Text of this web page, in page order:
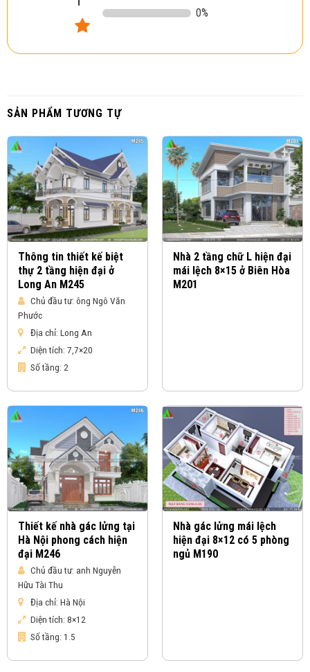
0%
SẢN PHẨM TƯƠNG TỰ
Thông tin thiết kế biệt
thự 2 tầng hiện đại ở
Long An M245
Chủ đầu tư: ông Ngô Văn
Phước
Địa chỉ: Long An
Diện tích: 7,7×20
Số tầng: 2
Nhà 2 tầng chữ L hiện đại
mái lệch 8×15 ở Biên Hòa
M201
Thiết kế nhà gác lửng tại
Hà Nội phong cách hiện
đại M246
Chủ đầu tư: anh Nguyễn
Hữu Tài Thu
Địa chỉ: Hà Nội
Diện tích: 8×12
Số tầng: 1.5
Nhà gác lửng mái lệch
hiện đại 8×12 có 5 phòng
ngủ M190